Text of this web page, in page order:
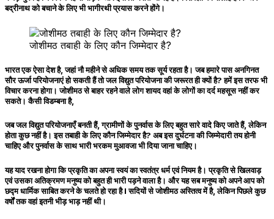
बद्रीनाथ को बचाने के लिए भी भागीरथी प्रयास करने होंगे।
जोशीमठ तबाही के लिए कौन जिम्मेदार है?
भारत एक ऐसा देश है, जहां नौ महीने से अधिक समय तक सूर्य रहता है। जब हमारे पास अनगिनत
सौर ऊर्जा परियोजनाएं हो सकती हैं तो जल विद्युत परियोजना की जरूरत ही क्यों है? हमें इस तरफ भी
विचार करना होगा। जोशीमठ से बाहर रहने वाले लोग शायद वहां के लोगों का दर्द महसूस नहीं कर
सकते। कैसी विडम्बना है,
जब जल विद्युत परियोजनाएँ बनती हैं, ग्रामीणों के पुनर्वास के लिए बहुत सारे वादे किए जाते हैं, लेकिन
होता कुछ नहीं है। इस तबाही के लिए कौन जिम्मेदार है? अब इस दुर्घटना की जिम्मेदारी तय होनी
चाहिए और पुनर्वास के साथ भारी भरकम मुआवजा भी दिया जाना चाहिए।
यह याद रखना होगा कि प्रकृति का अपना स्वयं का स्वतंत्र धर्म एवं नियम है। प्रकृति से खिलवाड़
एवं उसका अतिक्रमण मनुष्य को बहुत ही भारी पड़ने वाला है। और यह सब मनुष्य को अपने आप को
छद्म धार्मिक साबित करने के चलते हो रहा है I सदियों से जोशीमठ अस्तित्व में है, लेकिन पिछले कुछ
वर्षों तक वहां इतनी भीड़ भाड़ नहीं थी।